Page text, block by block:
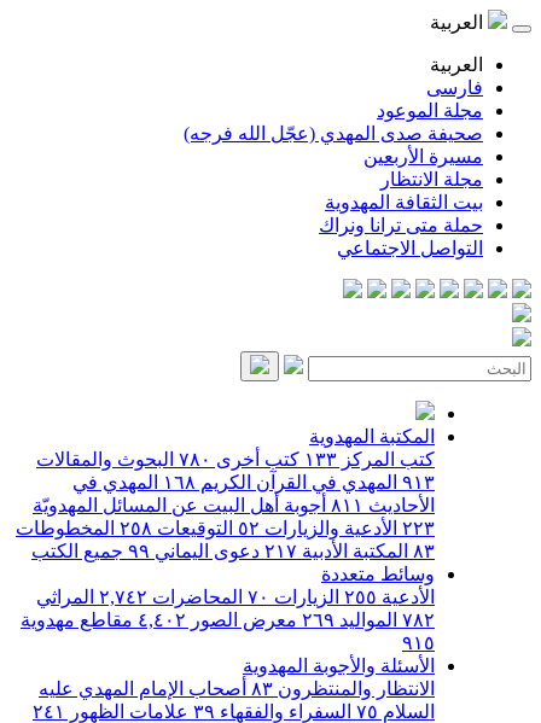
العربية
العربية
فارسی
مجلة الموعود
صحيفة صدى المهدي (عجّل الله فرجه)
مسيرة الأربعين
مجلة الانتظار
بيت الثقافة المهدوية
حملة متى ترانا ونراك
التواصل الاجتماعي
المكتبة المهدوية
كتب المركز ١٣٣ كتب أخرى ٧٨٠ البحوث والمقالات
٩١٣ المهدي في القرآن الكريم ١٦٨
المهدي في
الأحاديث ٨١١ أجوبة أهل البيت عن المسائل المهدويّة
٢٢٣ الأدعية والزيارات ٥٢ التوقيعات ٢٥٨ المخطوطات
٨٣ المكتبة الأدبية ٢١٧ دعوى اليماني ٩٩ جميع الكتب
وسائط متعددة
الأدعية ٢٥٥ الزيارات ٧٠ المحاضرات ٢,٧٤٢ المراثي
٧٨٢ المواليد ٢٦٩ معرض الصور ٤,٤٠٢ مقاطع مهدوية
٩١٥
الأسئلة والأجوبة المهدوية
الانتظار والمنتظرون ٨٣ أصحاب الإمام المهدي عليه
السلام ٧٥ السفراء والفقهاء ٣٩ علامات الظهور
٢٤١